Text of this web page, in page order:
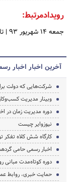
رویدادمرتبط:
جمعه 14 شهریور 93 |
آخرین اخبار اخبار
شرکت‌هایی که دولت
وبینار مدیریت
دوره مدیریت زمان در
نیوزوایر چیست
کارگاه شش کلاه تفکر
اخبار رسمی حامی
دوره‌ کوتاه‌مدت مبانی
حمایت خبری، روابط